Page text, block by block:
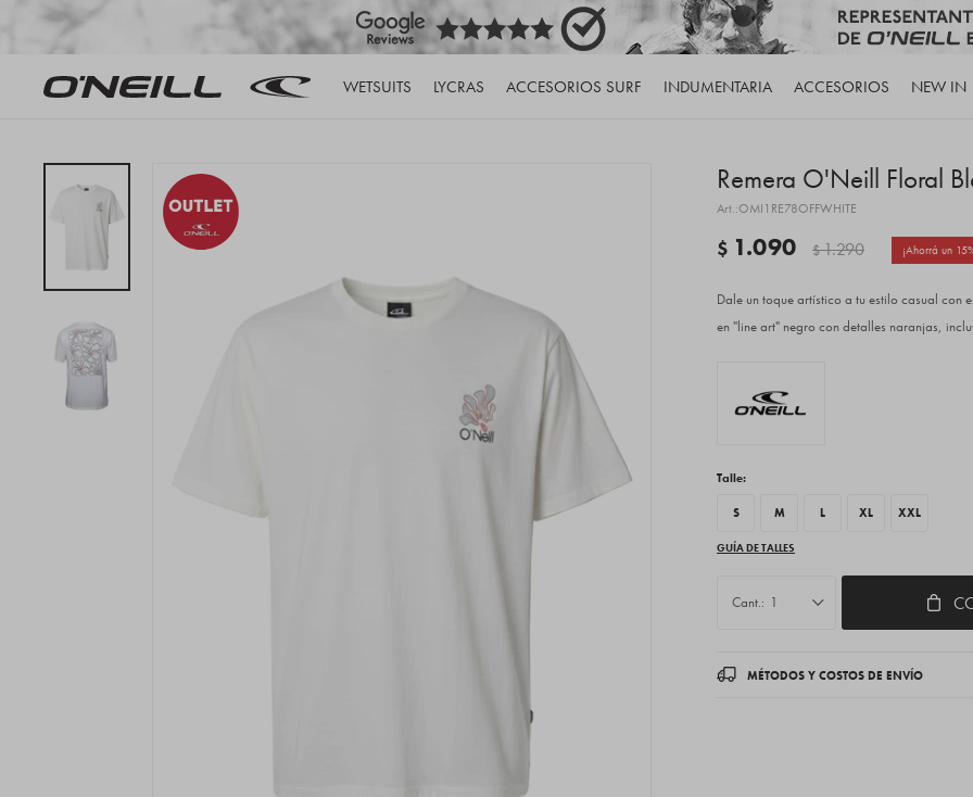
WETSUITS LYCRAS ACCESORIOS SURF INDUMENTARIA ACCESORIOS NEW IN
Remera O'Neill Floral
OMI1RE78OFFWHITE
$ 1.090 $1.290 15
Dale un toque artístico a tu estilo casual con
en "line art" negro con detalles naranjas,
Talle:
S M L XL XXL
GUÍA DE TALLES
1
MÉTODOS Y COSTOS DE ENVÍO